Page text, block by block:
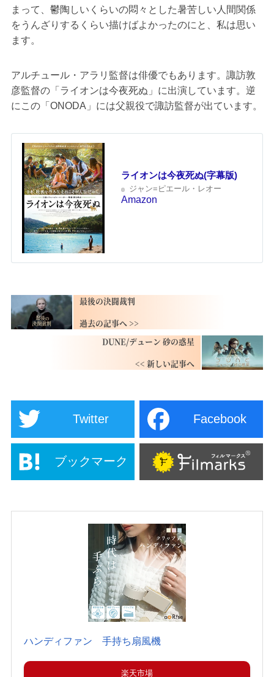
まって、鬱陶しいくらいの悶々とした暑苦しい人間関係
をうんざりするくらい描けばよかったのにと、私は思い
ます。
アルチュール・アラリ監督は俳優でもあります。諏訪敦
彦監督の「ライオンは今夜死ぬ」に出演しています。逆
にこの「ONODA」には父親役で諏訪監督が出ています。
ライオンは今夜死ぬ(字幕版)
ジャン=ピエール・レオー
Amazon
最後の決闘裁判
DUNE/デューン 砂の惑星
Twitter Facebook
ブックマーク
ハンディファン 手持ち扇風機
楽天市場